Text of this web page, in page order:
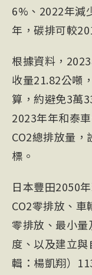
6%、2022年減
年，碳排可較
根據資料，
收量21.82公噸
算，約避免3萬
2023年年和泰
CO2總排放量，
標。
日本豐田2050
CO2零排放、車
零排放、最小
度、以及建立
輯：楊凱翔）